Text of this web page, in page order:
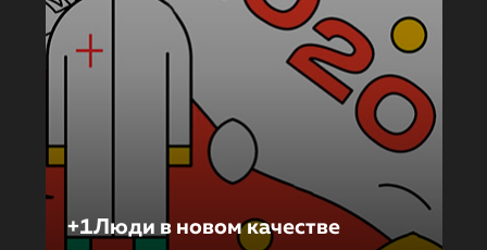
+1Люди в новом качестве